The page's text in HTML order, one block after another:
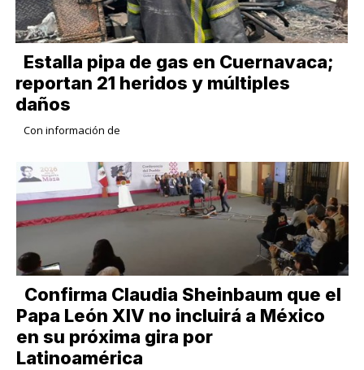
Estalla pipa de gas en Cuernavaca;
reportan 21 heridos y múltiples
daños
Con información de
Confirma Claudia Sheinbaum que el
Papa León XIV no incluirá a México
en su próxima gira por
Latinoamérica